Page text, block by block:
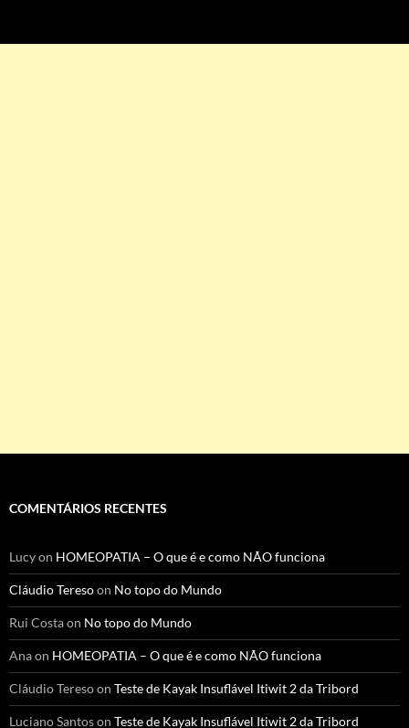
COMENTÁRIOS RECENTES
Lucyon HOMEOPATIA – O que é e como NÃO funciona
Cláudio Teresoon No topo do Mundo
Rui Costaon No topo do Mundo
Anaon HOMEOPATIA – O que é e como NÃO funciona
Cláudio Teresoon Teste de Kayak Insuflável Itiwit 2 da Tribord
Luciano Santoson Teste de Kayak Insuflável Itiwit 2 da Tribord